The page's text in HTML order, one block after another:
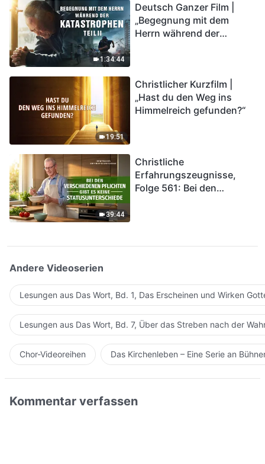
1:34:44
Deutsch Ganzer Film |
„Begegnung mit dem
Herrn während der
in das Königreich Gottes
eintreten?
19:51
Christlicher Kurzfilm |
„Hast du den Weg ins
Himmelreich gefunden?“
39:44
Christliche
Erfahrungszeugnisse,
Folge 561: Bei den
Andere Videoserien
Lesungen aus Das Wort, Bd. 1, Das Erscheinen und Wirken
Lesungen aus Das Wort, Bd. 7, Über das Streben nach der
Chor-Videoreihen Das Kirchenleben – Eine Serie an
Kommentar verfassen